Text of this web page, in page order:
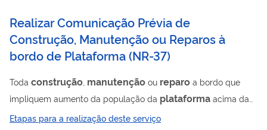
Realizar Comunicação Prévia de
Construção, Manutenção ou Reparos à
bordo de Plataforma (NR-37)
Toda construção manutenção ou reparo a bordo que
impliquem aumento da população da plataforma acima da
lotação originalmente aprovada pela Autoridade Marítima.
Etapas para a realização deste serviço